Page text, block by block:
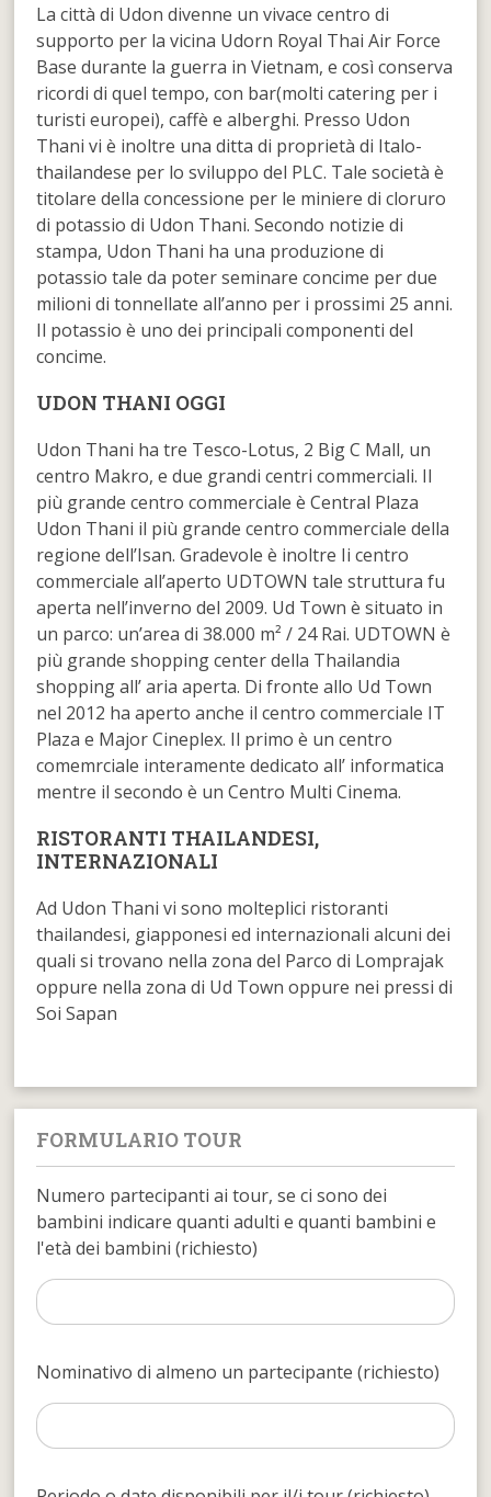
La città di Udon divenne un vivace centro di
supporto per la vicina Udorn Royal Thai Air Force
Base durante la guerra in Vietnam, e così conserva
ricordi di quel tempo, con bar(molti catering per i
turisti europei), caffè e alberghi. Presso Udon
Thani vi è inoltre una ditta di proprietà di Italo-
thailandese per lo sviluppo del PLC. Tale società è
titolare della concessione per le miniere di cloruro
di potassio di Udon Thani. Secondo notizie di
stampa, Udon Thani ha una produzione di
potassio tale da poter seminare concime per due
milioni di tonnellate all’anno per i prossimi 25 anni.
Il potassio è uno dei principali componenti del
concime.
UDON THANI OGGI
Udon Thani ha tre Tesco-Lotus, 2 Big C Mall, un
centro Makro, e due grandi centri commerciali. Il
più grande centro commerciale è Central Plaza
Udon Thani il più grande centro commerciale della
regione dell’Isan. Gradevole è inoltre Ii centro
commerciale all’aperto UDTOWN tale struttura fu
aperta nell’inverno del 2009. Ud Town è situato in
un parco: un’area di 38.000 m² / 24 Rai. UDTOWN è
più grande shopping center della Thailandia
shopping all’ aria aperta. Di fronte allo Ud Town
nel 2012 ha aperto anche il centro commerciale IT
Plaza e Major Cineplex. Il primo è un centro
comemrciale interamente dedicato all’ informatica
mentre il secondo è un Centro Multi Cinema.
RISTORANTI THAILANDESI,
INTERNAZIONALI
Ad Udon Thani vi sono molteplici ristoranti
thailandesi, giapponesi ed internazionali alcuni dei
quali si trovano nella zona del Parco di Lomprajak
oppure nella zona di Ud Town oppure nei pressi di
Soi Sapan
FORMULARIO TOUR
Numero partecipanti ai tour, se ci sono dei
bambini indicare quanti adulti e quanti bambini e
l'età dei bambini (richiesto)
Nominativo di almeno un partecipante (richiesto)